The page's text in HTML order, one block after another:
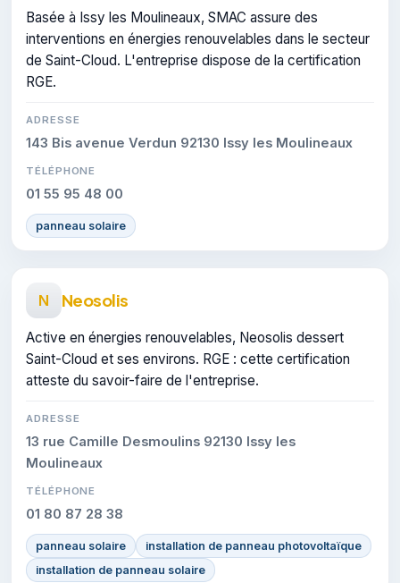
Basée à Issy les Moulineaux, SMAC assure des
interventions en énergies renouvelables dans le secteur
de Saint-Cloud. L'entreprise dispose de la certification
RGE.
ADRESSE
143 Bis avenue Verdun 92130 Issy les Moulineaux
TÉLÉPHONE
01 55 95 48 00
panneau solaire
N Neosolis
Active en énergies renouvelables, Neosolis dessert
Saint-Cloud et ses environs. RGE : cette certification
atteste du savoir-faire de l'entreprise.
ADRESSE
13 rue Camille Desmoulins 92130 Issy les
Moulineaux
TÉLÉPHONE
01 80 87 28 38
panneau solaire
installation de panneau photovoltaïque
installation de panneau solaire